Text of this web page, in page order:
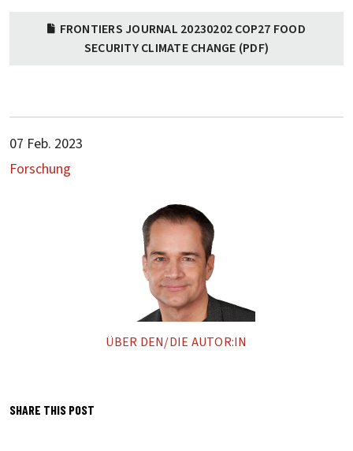
FRONTIERS JOURNAL 20230202 COP27 FOOD
SECURITY CLIMATE CHANGE (PDF)
07 Feb. 2023
Forschung
ÜBER DEN/DIE AUTOR:IN
SHARE THIS POST